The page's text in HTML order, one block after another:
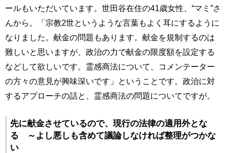
ールもいただいています。世田谷在住の41歳女性、“マミ”さ
んから。「宗教2世というような言葉もよく耳にするように
なりました。献金の問題もあります。献金を規制するのは
難しいと思いますが、政治の力で献金の限度額を設定する
などして欲しいです。霊感商法について、コメンテーター
の方々の意見が興味深いです」ということです。政治に対
するアプローチの話と、霊感商法の問題についてですが。
先に献金させているので、現行の法律の適用外とな
る ～よし悪しも含めて議論しなければ整理がつかな
い